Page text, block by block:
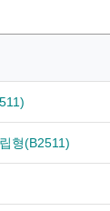
형(B2511)